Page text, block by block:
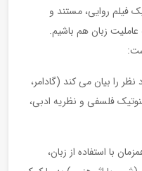
فیلم روایی، مستند و
زبان هم باشیم.
را بیان می کند (گادامر،
از هرمنوتیک فلسفی و نظریه ادبی،
با استفاده از زبان،